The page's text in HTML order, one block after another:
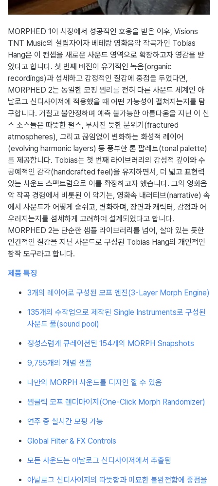
MORPHED 1이 시장에서 성공적인 호응을 받은 이후, Visions
TNT Music의 설립자이자 베테랑 영화음악 작곡가인 Tobias
Hang은 이 컨셉을 새로운 사운드 영역으로 확장하고자 영감을 받
았다고 합니다. 첫 번째 버전이 유기적인 녹음(organic
recordings)과 섬세하고 감정적인 질감에 중점을 두었다면,
MORPHED 2는 동일한 모핑 원리를 전혀 다른 사운드 세계인 아
날로그 신디사이저에 적용했을 때 어떤 가능성이 펼쳐지는지를 탐
구합니다. 거칠고 불안정하며 예측 불가능한 아름다움을 지닌 이 신
스 소스들은 따뜻한 펄스, 부서진 듯한 분위기(fractured
atmospheres), 그리고 끊임없이 변화하는 화성적 레이어
(evolving harmonic layers) 등 풍부한 톤 팔레트(tonal palette)
를 제공합니다. Tobias는 첫 번째 라이브러리의 감성적 깊이와 수
공예적인 감각(handcrafted feel)을 유지하면서, 더 넓고 표현력
있는 사운드 스펙트럼으로 이를 확장하고자 했습니다. 그의 영화음
악 작곡 경험에서 비롯된 이 악기는, 영화속 내러티브(narrative) 속
에서 사운드가 어떻게 숨쉬고, 변화하며, 장면과 캐릭터, 감정과 어
우러지는지를 섬세하게 고려하여 설계되었다고 합니다.
MORPHED 2는 단순한 샘플 라이브러리를 넘어, 살아 있는 듯한
인간적인 질감을 지닌 사운드로 구성된 Tobias Hang의 개인적인
창작 도구라고 합니다.
제품 특징
3개의 레이어로 구성된 모프 엔진(3-Layer Morph Engine)
135개의 수작업으로 제작된 Single Instruments로 구성된
사운드 풀(sound pool)
정성스럽게 큐레이션된 154개의 MORPH Snapshots
9,755개의 개별 샘플
나만의 MORPH 사운드를 디자인 할 수 있음
원클릭 모프 랜더마이저(One-Click Morph Randomizer)
연주 중 실시간 모핑 가능
Global Filter & FX Controls
모든 사운드는 아날로그 신디사이저에서 추출됨
아날로그 신디사이저의 따뜻함과 미묘한 불완전함에 중점을